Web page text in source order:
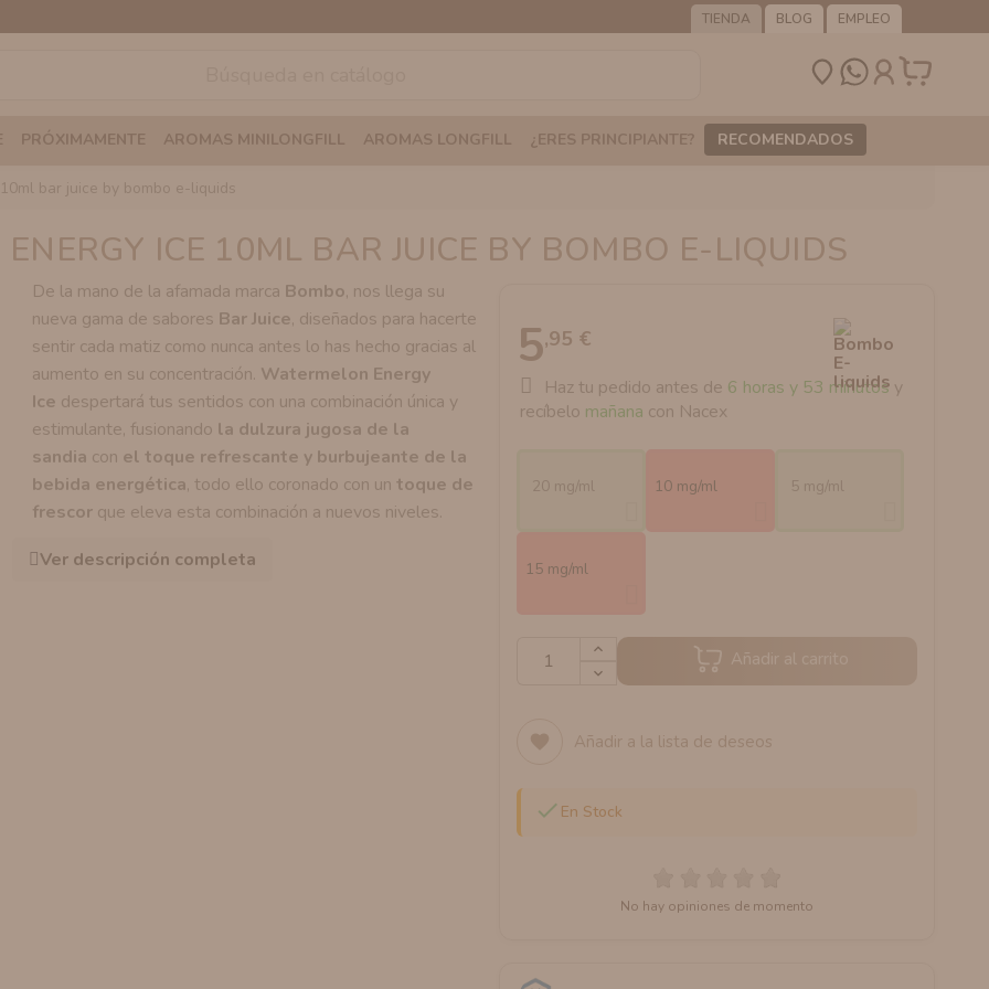
TIENDA BLOG EMPLEO
PRÓXIMAMENTE AROMAS MINILONGFILL AROMAS LONGFILL ¿ERES PRINCIPIANTE? RECOMENDADOS
bar juice by bombo e-liquids
ICE 10ML BAR JUICE BY BOMBO E-LIQUIDS
De la mano de la afamada marca Bombo, nos llega su
nueva gama de sabores Bar Juice, diseñados para hacerte
sentir cada matiz como nunca antes lo has hecho gracias al
aumento en su concentración. Watermelon Energy
Ice despertará tus sentidos con una combinación única y
estimulante, fusionando la dulzura jugosa de la
sandia con el toque refrescante y burbujeante de la
bebida energética, todo ello coronado con un toque de
frescor que eleva esta combinación a nuevos niveles.
Ver descripción completa
5,95 €
Haz tu pedido antes de 6 horas y 53 minutosy
recíbelo mañana con Nacex
20 mg/ml 10 mg/ml 5 mg/ml
15 mg/ml
Añadir al carrito
favorite Añadir a la lista de deseos
 En Stock
No hay opiniones de momento